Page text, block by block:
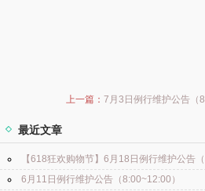
上一篇： 7月3日例行维护公告（
最近文章
【618狂欢购物节】6月18日例行维护公告
6月11日例行维护公告（8:00~12:00）